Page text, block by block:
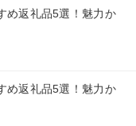
め返礼品5選！魅力か
め返礼品5選！魅力か